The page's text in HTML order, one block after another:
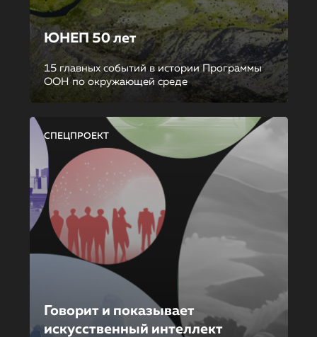
ЮНЕП 50 лет
15 главных событий в истории Программы
ООН по окружающей среде
СПЕЦПРОЕКТ
Говорит и показывает
искусственный интеллект